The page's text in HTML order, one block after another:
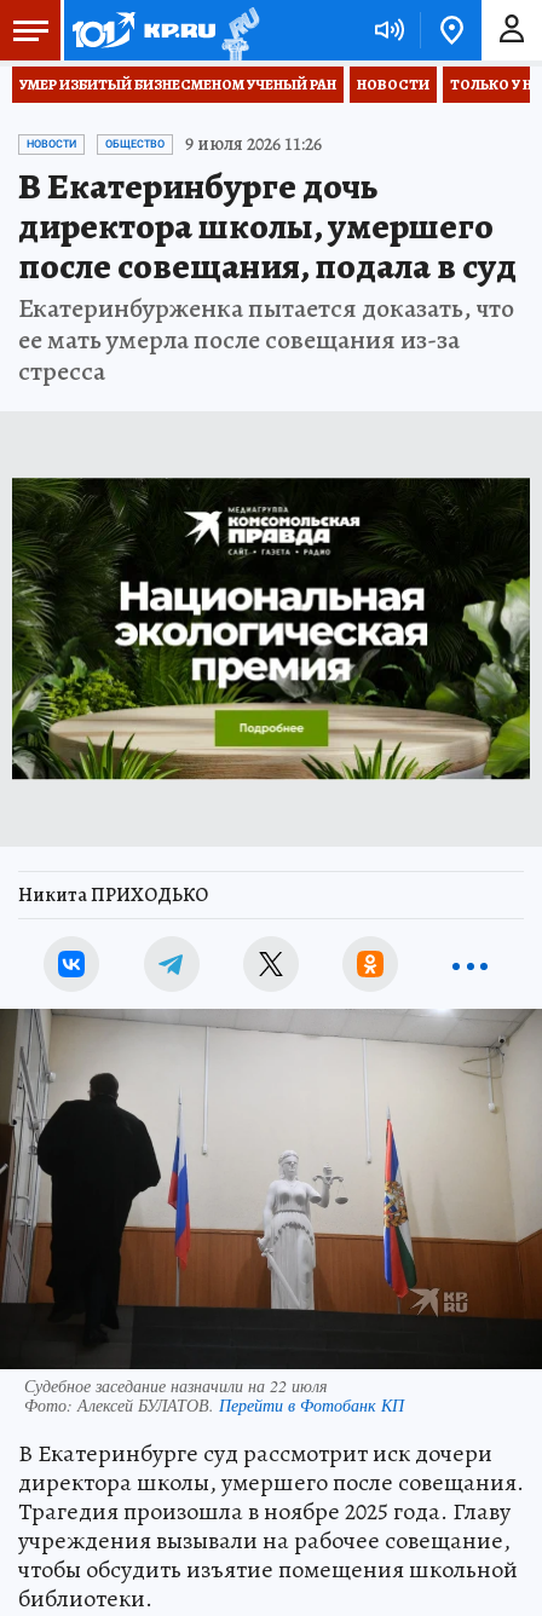
УМЕР ИЗБИТЫЙ БИЗНЕСМЕНОМ УЧЕНЫЙ РАН НОВОСТИ ТОЛЬКО У
НОВОСТИ ОБЩЕСТВО 9 июля 2026 11:26
В Екатеринбурге дочь
директора школы, умершего
после совещания, подала в суд
Екатеринбурженка пытается доказать, что
ее мать умерла после совещания из-за
стресса
Никита ПРИХОДЬКО
Судебное заседание назначили на 22 июля
Фото: Алексей БУЛАТОВ. Перейти в Фотобанк КП
В Екатеринбурге суд рассмотрит иск дочери
директора школы, умершего после совещания.
Трагедия произошла в ноябре 2025 года. Главу
учреждения вызывали на рабочее совещание,
чтобы обсудить изъятие помещения школьной
библиотеки.